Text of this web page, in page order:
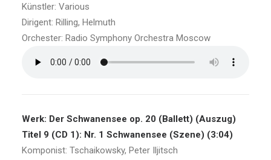
Künstler: Various
Dirigent: Rilling, Helmuth
Orchester: Radio Symphony Orchestra Moscow
Werk: Der Schwanensee op. 20 (Ballett) (Auszug)
Titel 9 (CD 1): Nr. 1 Schwanensee (Szene) (3:04)
Komponist: Tschaikowsky, Peter Iljitsch